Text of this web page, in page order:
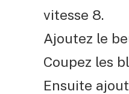
vitesse 8.
Ajoutez le
Coupez les
Ensuite